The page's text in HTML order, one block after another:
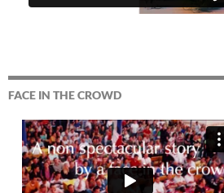
FACE IN THE CROWD